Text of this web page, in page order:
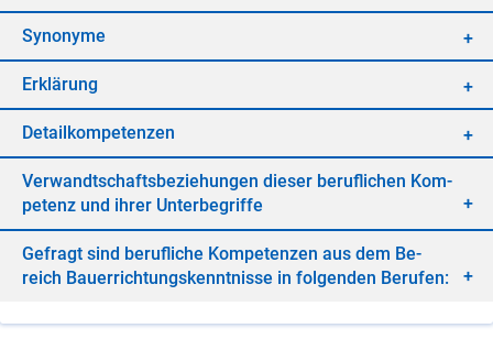
Syn­ony­me
Er­klä­rung
De­tail­kom­pe­ten­zen
Ver­wandt­schafts­be­zie­hun­gen die­ser be­ruf­li­chen Kom­
pe­tenz und ih­rer Un­ter­be­grif­fe
Ge­fragt sind be­ruf­li­che Kom­pe­ten­zen aus dem Be­
reich Bau­er­rich­tungs­kennt­nis­se in fol­gen­den Be­ru­fen: